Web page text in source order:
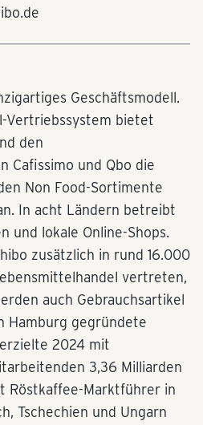
Geschäftsmodell.
Vertriebssystem bietet
den
Cafissimo und Qbo die
Non Food-Sortimente
In acht Ländern betreibt
und lokale Online-Shops.
zusätzlich in rund 16.000
vertreten,
auch Gebrauchsartikel
Hamburg gegründete
2024 mit
3,36 Milliarden
Röstkaffee-Marktführer in
Tschechien und Ungarn